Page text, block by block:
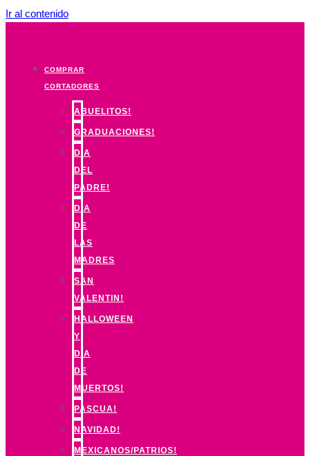
Ir al contenido
COMPRAR
CORTADORES
ABUELITOS!
GRADUACIONES!
DIA
DEL
PADRE!
DIA
DE
LAS
MADRES
SAN
VALENTIN!
HALLOWEEN
Y
DIA
DE
MUERTOS!
PASCUA!
NAVIDAD!
MEXICANOS/PATRIOS!